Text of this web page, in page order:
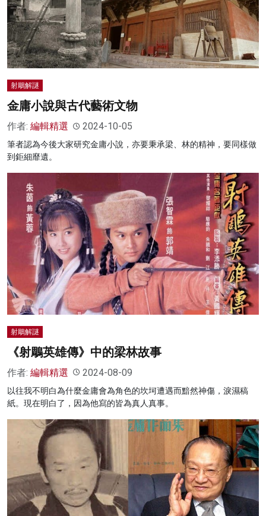
射鵰解謎
金庸小說與古代藝術文物
作者: 編輯精選 2024-10-05
筆者認為今後大家研究金庸小說，亦要秉承梁、林的精神，要同樣做
到鉅細靡遺。
射鵰解謎
《射鵰英雄傳》中的梁林故事
作者: 編輯精選 2024-08-09
以往我不明白為什麼金庸會為角色的坎坷遭遇而黯然神傷，淚濕稿
紙。現在明白了，因為他寫的皆為真人真事。